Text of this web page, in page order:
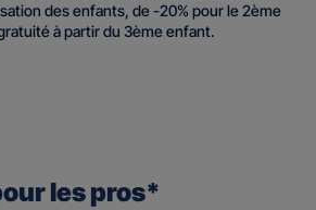
des enfants, de -20% pour le 2ème
à partir du 3ème enfant.
les pros*